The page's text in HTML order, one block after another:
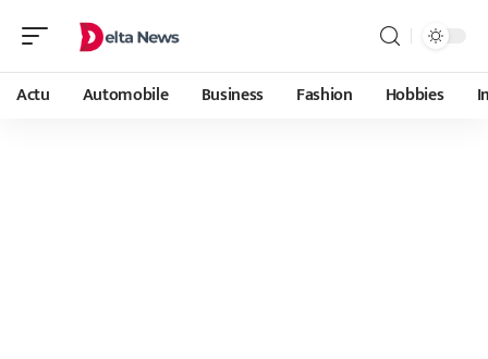
Actu Automobile Business Fashion Hobbies